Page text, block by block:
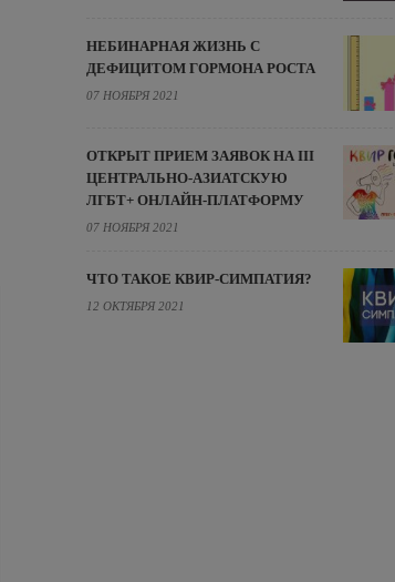
НЕБИНАРНАЯ ЖИЗНЬ С
ДЕФИЦИТОМ ГОРМОНА РОСТА
07 НОЯБРЯ 2021
ОТКРЫТ ПРИЕМ ЗАЯВОК НА III
ЦЕНТРАЛЬНО-АЗИАТСКУЮ
ЛГБТ+ ОНЛАЙН-ПЛАТФОРМУ
07 НОЯБРЯ 2021
ЧТО ТАКОЕ КВИР-СИМПАТИЯ?
12 ОКТЯБРЯ 2021